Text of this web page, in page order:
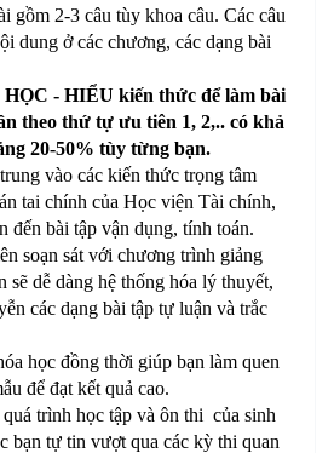
gồm 2-3 câu tùy khoa câu. Các câu
dung ở các chương, các dạng bài
HỌC - HIỂU kiến thức để làm bài
theo thứ tự ưu tiên 1, 2,.. có khả
20-50% tùy từng bạn.
vào các kiến thức trọng tâm
tai chính của Học viện Tài chính,
đến bài tập vận dụng, tính toán.
soạn sát với chương trình giảng
sẽ dễ dàng hệ thống hóa lý thuyết,
các dạng bài tập tự luận và trắc
học đồng thời giúp bạn làm quen
để đạt kết quả cao.
trình học tập và ôn thi của sinh
bạn tự tin vượt qua các kỳ thi quan